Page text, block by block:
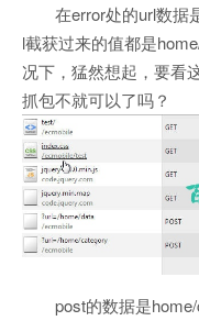
在error处的url数据
l截获过来的值都是
况下，猛然想起，要看
抓包不就可以了吗？
post的数据是